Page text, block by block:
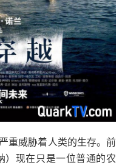
重威胁着人类的生存。前
）现在只是一位普通的农